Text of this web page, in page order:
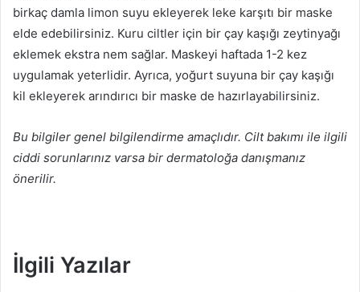
birkaç damla limon suyu ekleyerek leke karşıtı bir maske
elde edebilirsiniz. Kuru ciltler için bir çay kaşığı zeytinyağı
eklemek ekstra nem sağlar. Maskeyi haftada 1-2 kez
uygulamak yeterlidir. Ayrıca, yoğurt suyuna bir çay kaşığı
kil ekleyerek arındırıcı bir maske de hazırlayabilirsiniz.
Bu bilgiler genel bilgilendirme amaçlıdır. Cilt bakımı ile ilgili
ciddi sorunlarınız varsa bir dermatoloğa danışmanız
önerilir.
İlgili Yazılar